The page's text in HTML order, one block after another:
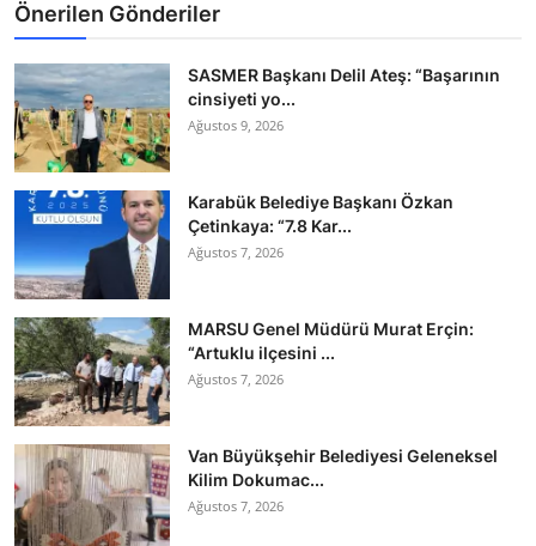
Önerilen Gönderiler
SASMER Başkanı Delil Ateş: “Başarının
cinsiyeti yo...
Ağustos 9, 2026
Karabük Belediye Başkanı Özkan
Çetinkaya: “7.8 Kar...
Ağustos 7, 2026
MARSU Genel Müdürü Murat Erçin:
“Artuklu ilçesini ...
Ağustos 7, 2026
Van Büyükşehir Belediyesi Geleneksel
Kilim Dokumac...
Ağustos 7, 2026